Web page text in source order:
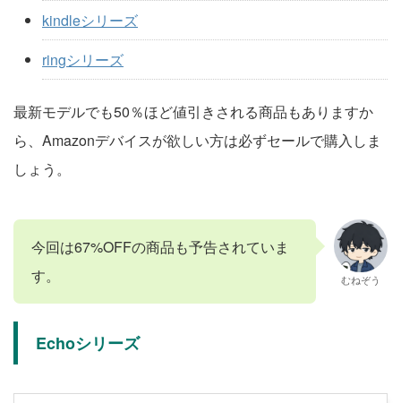
kindleシリーズ
ringシリーズ
最新モデルでも50％ほど値引きされる商品もありますか
ら、Amazonデバイスが欲しい方は必ずセールで購入しま
しょう。
今回は67%OFFの商品も予告されていま
す。
むねぞう
Echoシリーズ